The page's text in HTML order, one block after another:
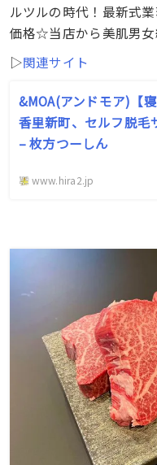
ルツルの時代！最新式
価格☆当店から美肌男女
▷関連サイト
&MOA(アンドモア)【
香里新町、セルフ脱毛
– 枚方つーしん
www.hira2.jp